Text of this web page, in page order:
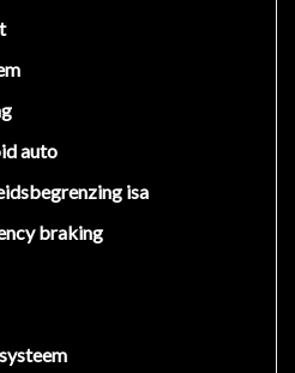
auto
isa
braking